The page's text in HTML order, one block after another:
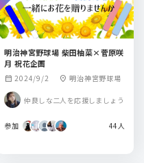
明治神宮野球場 柴田柚菜×菅原咲
月 祝花企画
calendar_month 2024/9/2 location_on 明治神宮野球場
仲良しな二人を応援しましょう
参加 44人